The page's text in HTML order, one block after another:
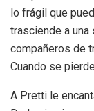
lo frágil que
trasciende a
compañeros de
Cuando se
A Pretti le